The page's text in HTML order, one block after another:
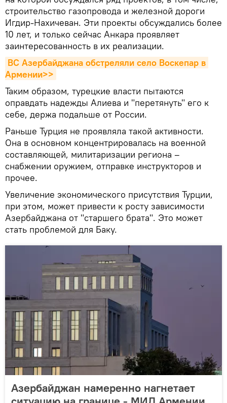
строительство газопровода и железной дороги
Игдир-Нахичеван. Эти проекты обсуждались более
10 лет, и только сейчас Анкара проявляет
заинтересованность в их реализации.
ВС Азербайджана обстреляли село Воскепар в
Армении>>
Таким образом, турецкие власти пытаются
оправдать надежды Алиева и "перетянуть" его к
себе, держа подальше от России.
Раньше Турция не проявляла такой активности.
Она в основном концентрировалась на военной
составляющей, милитаризации региона –
снабжении оружием, отправке инструкторов и
прочее.
Увеличение экономического присутствия Турции,
при этом, может привести к росту зависимости
Азербайджана от "старшего брата". Это может
стать проблемой для Баку.
Азербайджан намеренно нагнетает